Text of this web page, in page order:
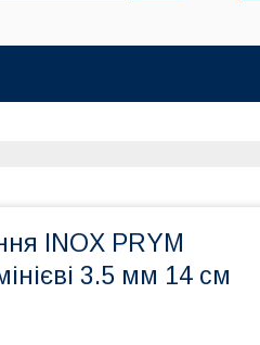
INOX PRYM
3.5 мм 14 см